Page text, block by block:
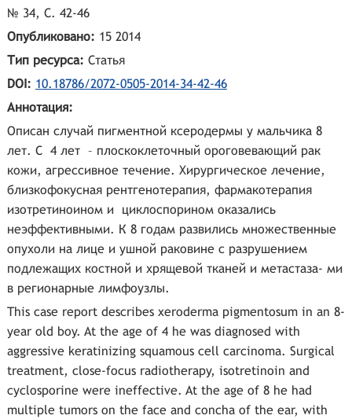
№ 34, С. 42-46
Опубликовано: 15 2014
Тип ресурса: Статья
DOI: 10.18786/2072-0505-2014-34-42-46
Аннотация:
Описан случай пигментной ксеродермы у мальчика 8
лет. С 4 лет – плоскоклеточный ороговевающий рак
кожи, агрессивное течение. Хирургическое лечение,
близкофокусная рентгенотерапия, фармакотерапия
изотретиноином и циклоспорином оказались
неэффективными. К 8 годам развились множественные
опухоли на лице и ушной раковине с разрушением
подлежащих костной и хрящевой тканей и метастаза- ми
в регионарные лимфоузлы.
This case report describes xeroderma pigmentosum in an 8-
year old boy. At the age of 4 he was diagnosed with
aggressive keratinizing squamous cell carcinoma. Surgical
treatment, close-focus radiotherapy, isotretinoin and
cyclosporine were ineffective. At the age of 8 he had
multiple tumors on the face and concha of the ear, with